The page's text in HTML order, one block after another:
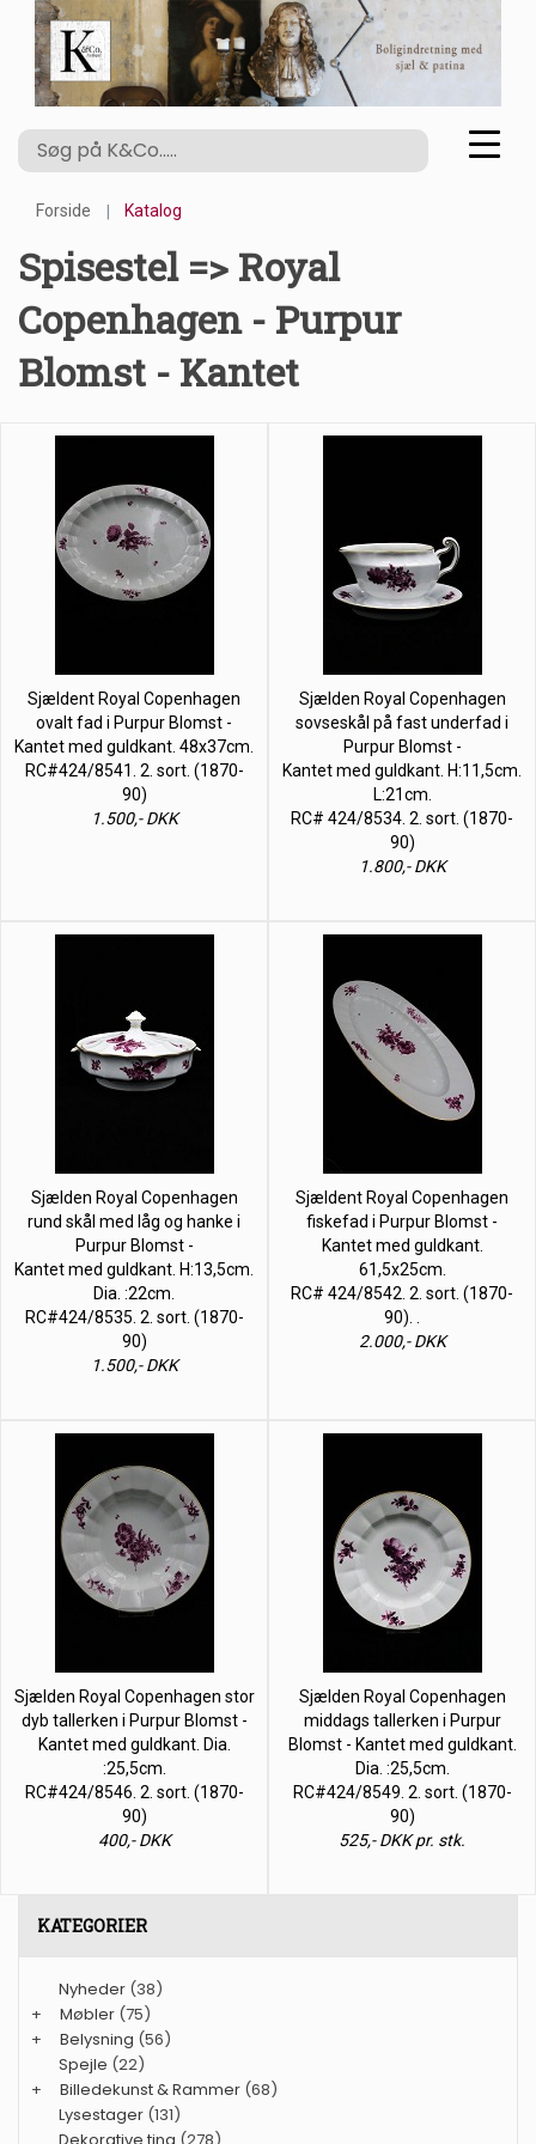
Forside Katalog
Spisestel => Royal
Copenhagen - Purpur
Blomst - Kantet
Sjældent Royal Copenhagen
ovalt fad i Purpur Blomst -
Kantet med guldkant. 48x37cm.
RC#424/8541. 2. sort. (1870-
90)
1.500,- DKK
Sjælden Royal Copenhagen
sovseskål på fast underfad i
Purpur Blomst -
Kantet med guldkant. H:11,5cm.
L:21cm.
RC# 424/8534. 2. sort. (1870-
90)
1.800,- DKK
Sjælden Royal Copenhagen
rund skål med låg og hanke i
Purpur Blomst -
Kantet med guldkant. H:13,5cm.
Dia. :22cm.
RC#424/8535. 2. sort. (1870-
90)
1.500,- DKK
Sjældent Royal Copenhagen
fiskefad i Purpur Blomst -
Kantet med guldkant.
61,5x25cm.
RC# 424/8542. 2. sort. (1870-
90). .
2.000,- DKK
Sjælden Royal Copenhagen stor
dyb tallerken i Purpur Blomst -
Kantet med guldkant. Dia.
:25,5cm.
RC#424/8546. 2. sort. (1870-
90)
400,- DKK
Sjælden Royal Copenhagen
middags tallerken i Purpur
Blomst - Kantet med guldkant.
Dia. :25,5cm.
RC#424/8549. 2. sort. (1870-
90)
525,- DKK pr. stk.
KATEGORIER
Nyheder (38)
+
Møbler (75)
+
Belysning (56)
Spejle (22)
+
Billedekunst & Rammer (68)
Lysestager (131)
Dekorative ting (278)